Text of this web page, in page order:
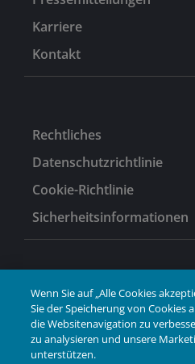
Karriere
Kontakt
Rechtliches
Datenschutzrichtlinie
Cookie-Richtlinie
Sicherheitsinformationen
LinkedIn
Wenn Sie auf „Alle Cookies
Sie der Speicherung von Cookies
die Websitenavigation zu
zu analysieren und unsere
unterstützen.